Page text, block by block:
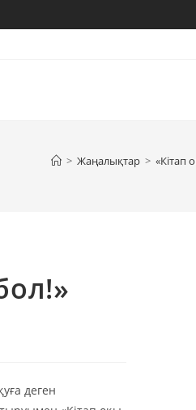
> Жаңалықтар > «Кітап
деген